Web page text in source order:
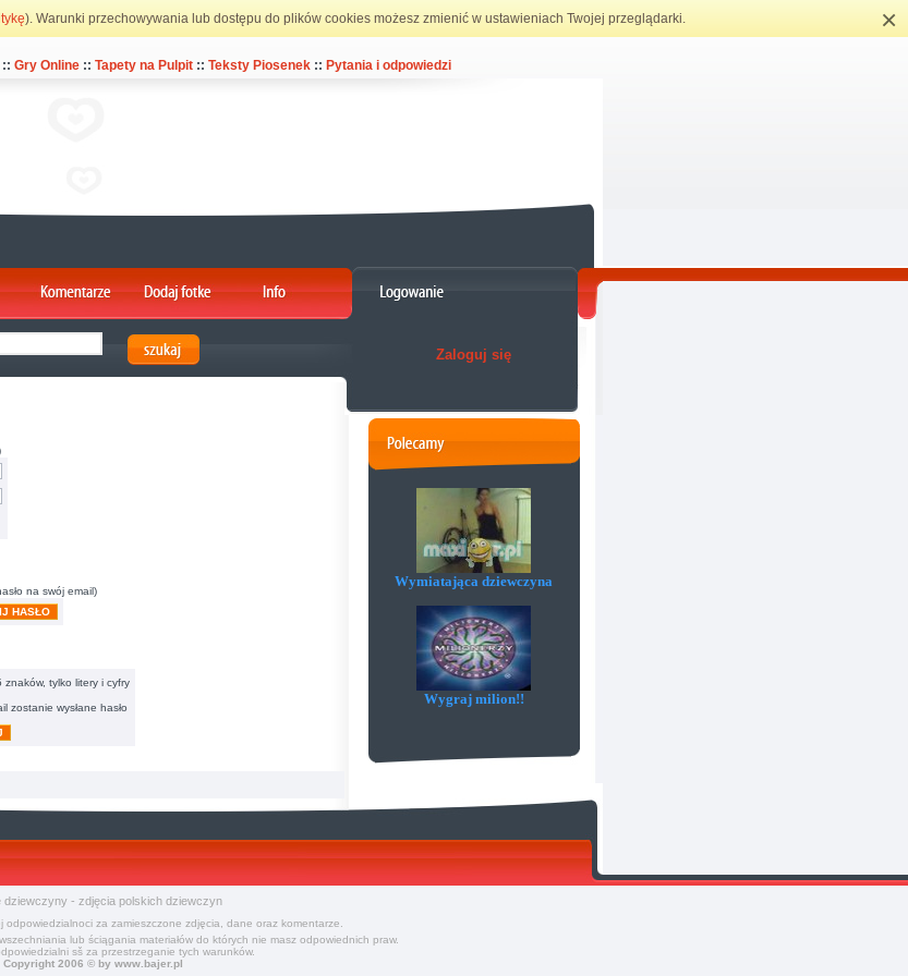
). Warunki przechowywania lub dostępu do plików cookies możesz zmienić w ustawieniach Twojej przeglądarki. ×
Gry Online:: Tapety na Pulpit:: Teksty Piosenek:: Pytania i odpowiedzi
Zaloguj się
na swój email)
HASŁO
znaków, tylko litery i cyfry
zostanie wysłane hasło
Wymiatająca dziewczyna
Wygraj milion!!
dziewczyny - zdjęcia polskich dziewczyn
za zamieszczone zdjęcia, dane oraz komentarze.
lub ściągania materiałów do których nie masz odpowiednich praw.
sš za przestrzeganie tych warunków.
Copyright 2006 © by www.bajer.pl